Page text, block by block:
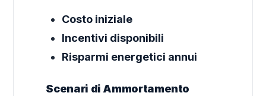
Costo iniziale
Incentivi disponibili
Risparmi energetici annui
Scenari di Ammortamento